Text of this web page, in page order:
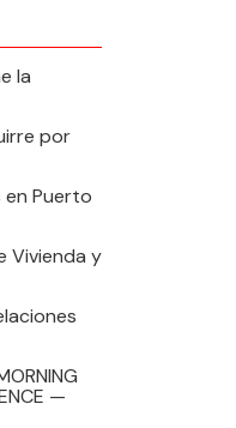
la
por
Puerto
Vivienda y
—